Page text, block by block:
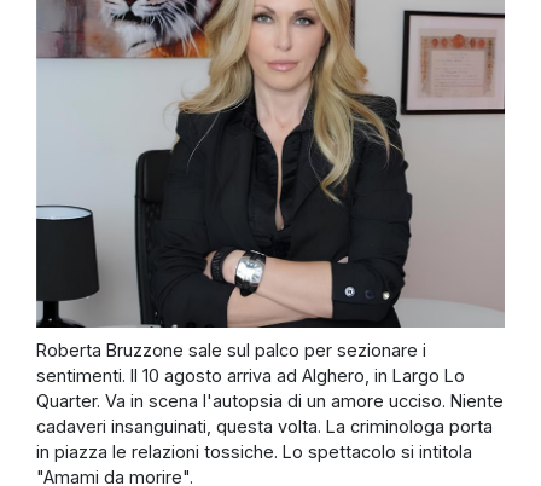
Roberta Bruzzone sale sul palco per sezionare i
sentimenti. Il 10 agosto arriva ad Alghero, in Largo Lo
Quarter. Va in scena l'autopsia di un amore ucciso. Niente
cadaveri insanguinati, questa volta. La criminologa porta
in piazza le relazioni tossiche. Lo spettacolo si intitola
"Amami da morire".